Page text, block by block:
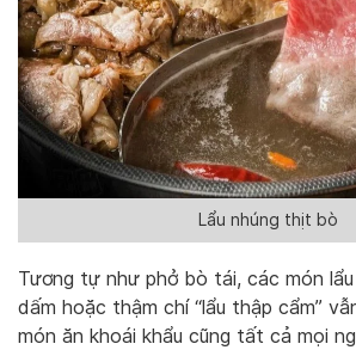
Lẩu nhúng thịt bò
Tương tự như phở bò tái, các món
dấm hoặc thậm chí “lẩu thập cẩm”
món ăn khoái khẩu cũng tất cả mọi